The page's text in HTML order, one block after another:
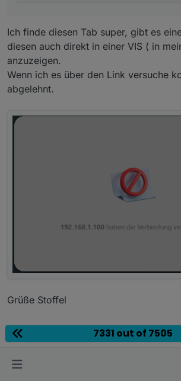
Ich finde diesen Tab super, gibt es
diesen auch direkt in einer VIS ( in
anzuzeigen.
Wenn ich es über den Link versuche
abgelehnt.
Grüße Stoffel
7331 out of 7505